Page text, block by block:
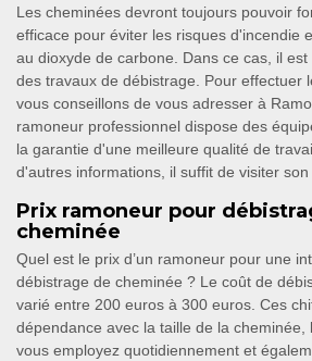
Les cheminées devront toujours pouvoir
efficace pour éviter les risques d'incendie
au dioxyde de carbone. Dans ce cas, il
des travaux de débistrage. Pour effectuer
vous conseillons de vous adresser à
ramoneur professionnel dispose des
la garantie d'une meilleure qualité de
d'autres informations, il suffit de visiter son
Prix ramoneur pour
cheminée
Quel est le prix d’un ramoneur pour une
débistrage de cheminée ? Le coût de
varié entre 200 euros à 300 euros. Ces
dépendance avec la taille de la cheminée,
vous employez quotidiennement et